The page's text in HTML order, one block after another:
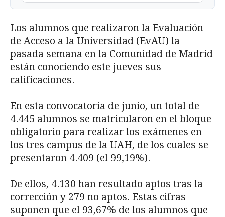
Los alumnos que realizaron la Evaluación
de Acceso a la Universidad (EvAU) la
pasada semana en la Comunidad de Madrid
están conociendo este jueves sus
calificaciones.
En esta convocatoria de junio, un total de
4.445 alumnos se matricularon en el bloque
obligatorio para realizar los exámenes en
los tres campus de la UAH, de los cuales se
presentaron 4.409 (el 99,19%).
De ellos, 4.130 han resultado aptos tras la
corrección y 279 no aptos. Estas cifras
suponen que el 93,67% de los alumnos que